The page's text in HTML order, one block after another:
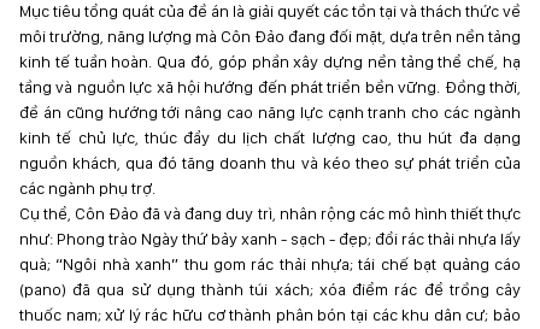
Mục tiêu tổng quát của đề án là giải quyết các tồn tại và thách thức về
môi trường, năng lượng mà Côn Đảo đang đối mặt, dựa trên nền tảng
kinh tế tuần hoàn. Qua đó, góp phần xây dựng nền tảng thể chế, hạ
tầng và nguồn lực xã hội hướng đến phát triển bền vững. Đồng thời,
đề án cũng hướng tới nâng cao năng lực cạnh tranh cho các ngành
kinh tế chủ lực, thúc đẩy du lịch chất lượng cao, thu hút đa dạng
nguồn khách, qua đó tăng doanh thu và kéo theo sự phát triển của
các ngành phụ trợ.
Cụ thể, Côn Đảo đã và đang duy trì, nhân rộng các mô hình thiết thực
như: Phong trào Ngày thứ bảy xanh - sạch - đẹp; đổi rác thải nhựa lấy
quà; “Ngôi nhà xanh” thu gom rác thải nhựa; tái chế bạt quảng cáo
(pano) đã qua sử dụng thành túi xách; xóa điểm rác để trồng cây
thuốc nam; xử lý rác hữu cơ thành phân bón tại các khu dân cư; bảo